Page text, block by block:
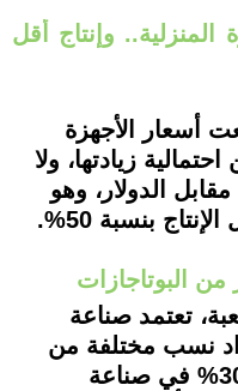
المنزلية.. وإنتاج أقل
أسعار الأجهزة
فضلاً عن احتمالية زيادتها، ولا
الدولار، وهو
بنسبة 50%.
تعتمد صناعة
نسب مختلفة من
المواد الخام، حيث تصل إلى 30% في صناعة